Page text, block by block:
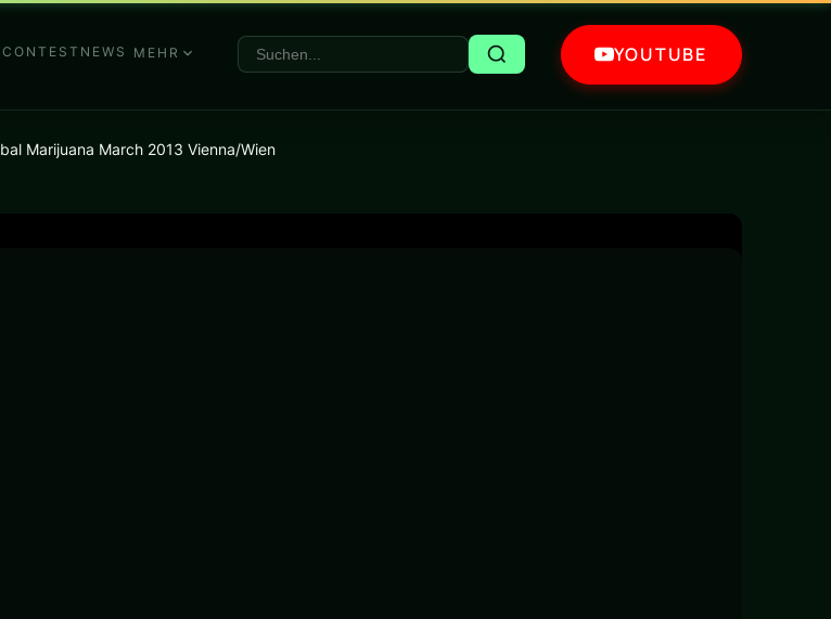
NEWS MEHR YOUTUBE
Marijuana March 2013 Vienna/Wien